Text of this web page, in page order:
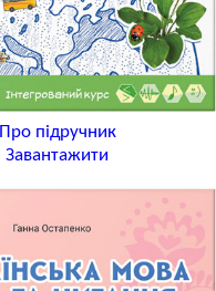
Про підручник
Завантажити